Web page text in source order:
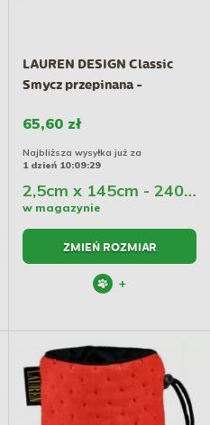
LAUREN DESIGN Classic
Smycz przepinana -
65,60 zł
Najbliższa wysyłka już za
1 dzień 10:09:29
2,5cm x 145cm - 240cm
w magazynie
ZMIEŃ ROZMIAR
+